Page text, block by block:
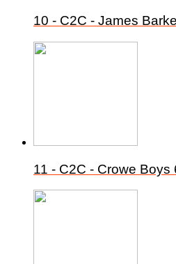
10 - C2C - James
11 - C2C - Crowe Boys